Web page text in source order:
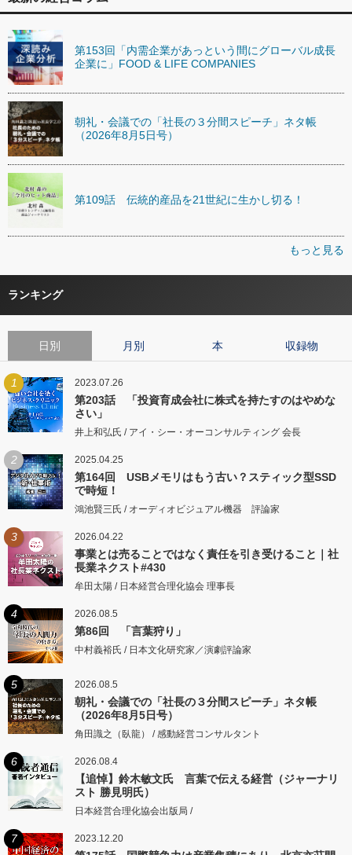
第153回「内需企業があっという間にグローバル成長
企業に」FOOD & LIFE COMPANIES
朝礼・会議での「社長の３分間スピーチ」ネタ帳
（2026年8月5日号）
第109話 伝統的産品を21世紀に生かし切る！
もっと見る
ランキング
日別 月別 本 収録物
1 2023.07.26
第203話 「投資育成会社に株式を持たすのはやめな
さい」
井上和弘氏 / アイ・シー・オーコンサルティング 会長
2 2025.04.25
第164回 USBメモリはもう古い？スティック型SSD
で時短！
鴻池賢三氏 / オーディオビジュアル機器 評論家
3 2026.04.22
事業とは売ることではなく責任を引き受けること｜社
長業ネクスト#430
牟田太陽 / 日本経営合理化協会 理事長
4 2026.08.5
第86回 「言葉狩り」
中村義裕氏 / 日本文化研究家／演劇評論家
5 2026.08.5
朝礼・会議での「社長の３分間スピーチ」ネタ帳
（2026年8月5日号）
角田識之（臥龍） / 感動経営コンサルタント
6 2026.08.4
【追悼】鈴木敏文氏 言葉で伝える経営（ジャーナリ
スト 勝見明氏）
日本経営合理化協会出版局 /
7 2023.12.20